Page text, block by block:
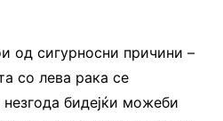
од сигурносни причини –
со лева рака се
бидејќи можеби